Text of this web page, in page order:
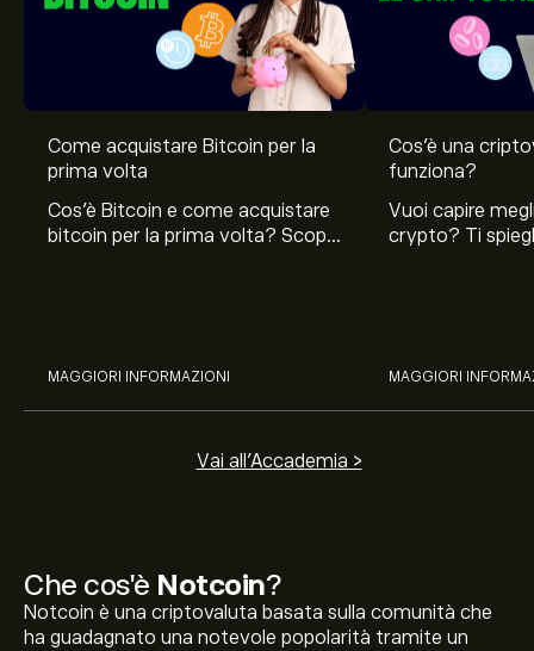
Che cos'è Notcoin?
Notcoin è una criptovaluta basata sulla comunità che
ha guadagnato una notevole popolarità tramite un
Come acquistare Bitcoin per la
prima volta
Cos'è Bitcoin e come acquistare
bitcoin per la prima volta? Scopri
MAGGIORI INFORMAZIONI
Cos’è una
funziona?
Vuoi capire
crypto? Ti
MAGGIORI
Vai all'Accademia >